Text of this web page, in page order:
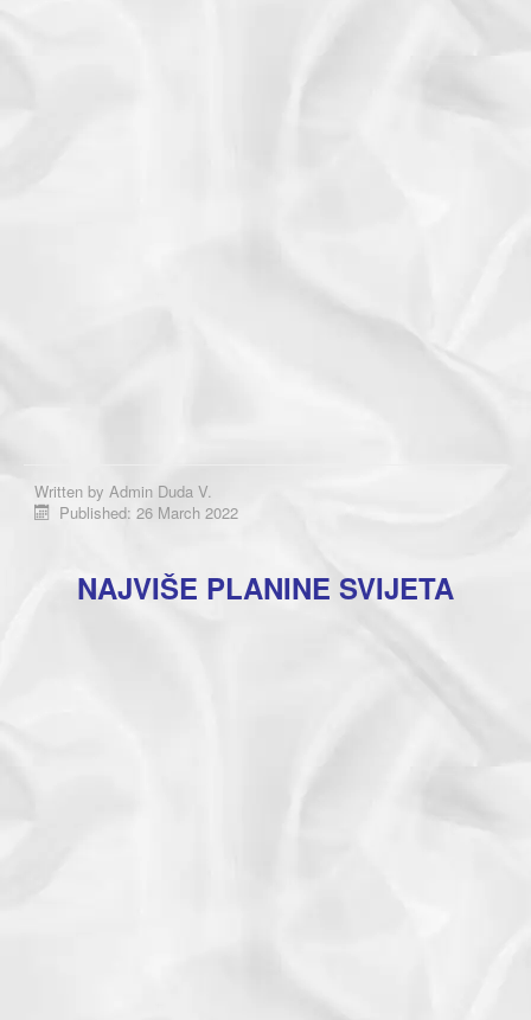
Written by Admin Duda V.
Published: 26 March 2022
NAJVIŠE PLANINE SVIJETA